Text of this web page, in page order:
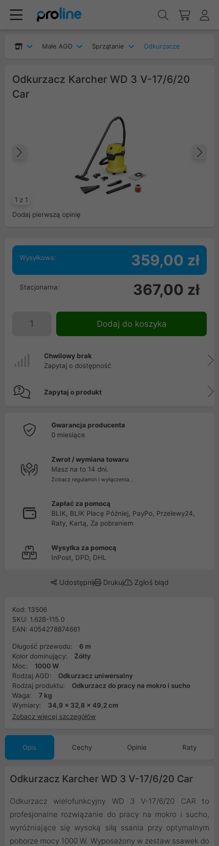
Małe AGD Sprzątanie Odkurzacze
Odkurzacz Karcher WD 3 V-17/6/20
Car
1 z 1
Poprzedni
Dodaj pierwszą opinię
Wysyłkowa: 359,00 zł
Stacjonarna: 367,00 zł
Dodaj do koszyka
Chwilowy brak
Zapytaj o dostępność
Zapytaj o produkt
Gwarancja producenta
0 miesiące
Zwrot / wymiana towaru
Masz na to 14 dni.
Zobacz regulamin i wyłączenia...
Zapłać za pomocą
BLIK, BLIK Płacę Później, PayPo, Przelewy24,
Raty, Kartą, Za pobraniem
Wysyłka za pomocą
InPost, DPD, DHL
Udostępnij Drukuj Zgłoś błąd
Kod: 13506
SKU: 1.628-115.0
EAN: 4054278874661
Długość przewodu:
6 m
Kolor dominujący:
Żółty
Moc:
1000 W
Rodzaj AGD:
Odkurzacz uniwersalny
Rodzaj produktu:
Odkurzacz do pracy na mokro i sucho
Waga:
7 kg
Wymiary:
34,9 x 32,8 x 49,2 cm
Zobacz więcej szczegółów
Opis Cechy Opinie Raty
Odkurzacz Karcher WD 3 V-17/6/20 Car
Odkurzacz wielofunkcyjny WD 3 V-17/6/20 CAR to
profesjonalne rozwiązanie do pracy na mokro i sucho,
wyróżniające się wysoką siłą ssania przy optymalnym
poborze mocy 1000 W. Wyposażony w zestaw ssawek do